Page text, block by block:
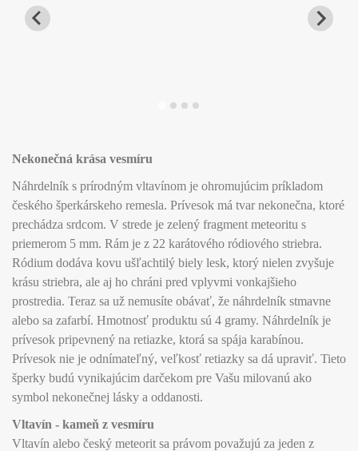
Nekonečná krása vesmíru
Náhrdelník s prírodným vltavínom je ohromujúcim príkladom
českého šperkárskeho remesla. Prívesok má tvar nekonečna, ktoré
prechádza srdcom. V strede je zelený fragment meteoritu s
priemerom 5 mm. Rám je z 22 karátového ródiového striebra.
Ródium dodáva kovu ušľachtilý biely lesk, ktorý nielen zvyšuje
krásu striebra, ale aj ho chráni pred vplyvmi vonkajšieho
prostredia. Teraz sa už nemusíte obávať, že náhrdelník stmavne
alebo sa zafarbí. Hmotnosť produktu sú 4 gramy. Náhrdelník je
prívesok pripevnený na retiazke, ktorá sa spája karabínou.
Prívesok nie je odnímateľný, veľkosť retiazky sa dá upraviť. Tieto
šperky budú vynikajúcim darčekom pre Vašu milovanú ako
symbol nekonečnej lásky a oddanosti.
Vltavín - kameň z vesmíru
Vltavín alebo český meteorit sa právom považujú za jeden z